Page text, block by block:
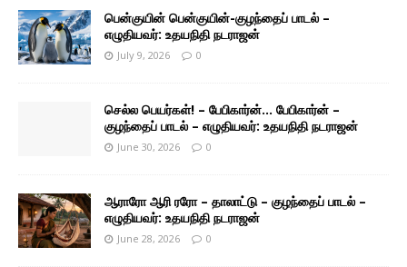
பென்குயின் பென்குயின்-குழந்தைப் பாடல் –
எழுதியவர்: உதயநிதி நடராஜன்
July 9, 2026 0
செல்ல பெயர்கள்! – பேபிகார்ன்… பேபிகார்ன் –
குழந்தைப் பாடல் – எழுதியவர்: உதயநிதி நடராஜன்
June 30, 2026 0
ஆராரோ ஆரி ரரோ – தாலாட்டு – குழந்தைப் பாடல் –
எழுதியவர்: உதயநிதி நடராஜன்
June 28, 2026 0